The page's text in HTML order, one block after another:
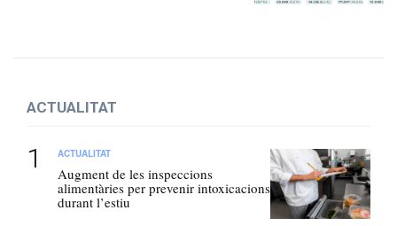
ACTUALITAT
ACTUALITAT
Augment de les inspeccions
alimentàries per prevenir intoxicacions
durant l’estiu